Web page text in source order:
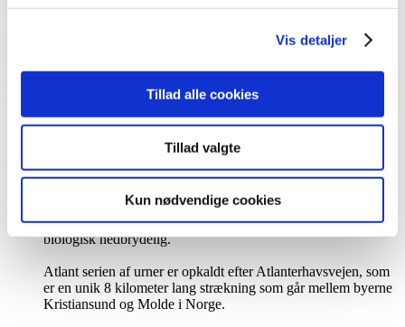
Vis detaljer
Tillad alle cookies
Tillad valgte
Kun nødvendige cookies
Flere visninger
Atlant biourne, cremehvid m. landskab i solnedgang 27557
Atlant er en naturstofurne. Dette betyder at urnen er lavet af
forskellige biologiske ingredienser, uden råolie og 100%
biologisk nedbrydelig.
Atlant serien af urner er opkaldt efter Atlanterhavsvejen, som
er en unik 8 kilometer lang strækning som går mellem byerne
Kristiansund og Molde i Norge.